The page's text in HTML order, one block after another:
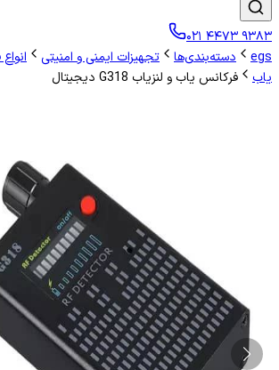
۰۲۱ ۴۴۷۳ ۹۳۸۳
egs
دسته‌بندی‌ها تجهیزات ایمنی و امنیتی
یاب
فرکانس یاب و لنزیاب G318 دیجیتال